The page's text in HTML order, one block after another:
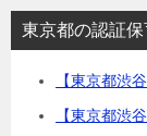
東京都の認証
【東京都渋
【東京都渋